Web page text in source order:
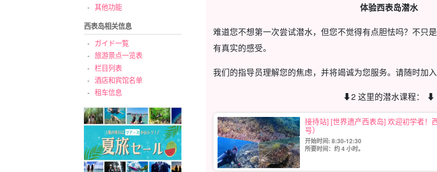
其他功能
西表岛相关信息
ガイド一覧
旅游景点一览表
栏目列表
酒店和宾馆名单
租车信息
体验西表岛潜水
难道您不想第一次尝试潜水，但您不觉得有点胆怯吗？不只
有真实的感受。
我们的指导员理解您的焦虑，并将竭诚为您服务。请随时加
⬇︎2 这里的潜水课程： ⬇︎
接待站] [世界遗产西表岛] 欢迎初学者！
号）
开始时间: 8:30-12:30
所要时间：约 4 小时。